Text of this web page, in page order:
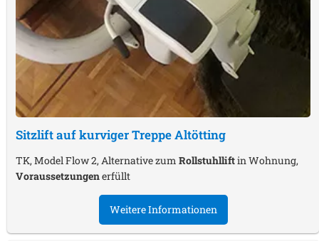
Sitzlift auf kurviger TreppeAltötting
TK, Model Flow 2, Alternative zum Rollstuhlliftin Wohnung,
Voraussetzungenerfüllt
Weitere Informationen